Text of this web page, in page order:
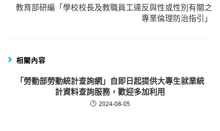
教育部研編「學校校長及教職員工違反與性或性別有關之
專業倫理防治指引」
相關內容
「勞動部勞動統計查詢網」自即日起提供大專生就業統
計資料查詢服務，歡迎多加利用
2024-08-05